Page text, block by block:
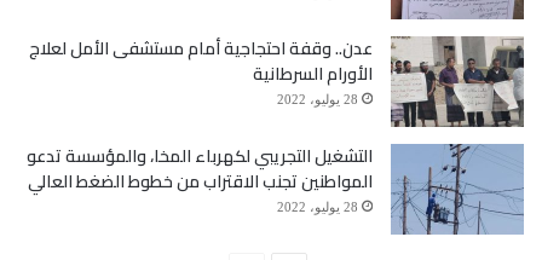
عدن.. وقفة احتجاجية أمام مستشفى الأمل لعلاج
الأورام السرطانية
28 يوليو، 2022
التشغيل التجريبي لكهرباء المخا، والمؤسسة تدعو
المواطنين تجنب الاقتراب من خطوط الضغط العالي
28 يوليو، 2022